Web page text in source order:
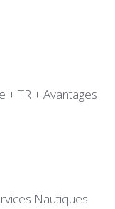
TR + Avantages
Nautiques